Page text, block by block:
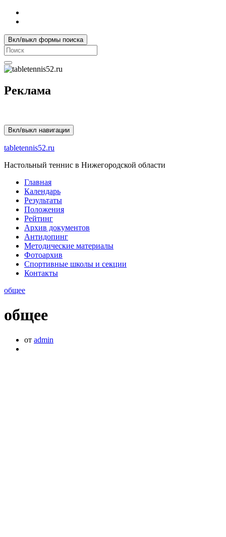
Вкл/выкл формы поиска
Search
for:
Реклама
Вкл/выкл навигации
tabletennis52.ru
Настольный теннис в Нижегородской области
Главная
Календарь
Результаты
Положения
Рейтинг
Архив документов
Антидопинг
Методические материалы
Фотоархив
Спортивные школы и секции
Контакты
общее
общее
от admin